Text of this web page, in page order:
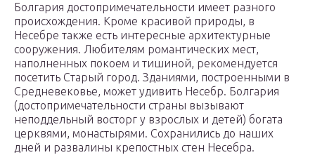
Болгария достопримечательности имеет разного
происхождения. Кроме красивой природы, в
Несебре также есть интересные архитектурные
сооружения. Любителям романтических мест,
наполненных покоем и тишиной, рекомендуется
посетить Старый город. Зданиями, построенными в
Средневековье, может удивить Несебр. Болгария
(достопримечательности страны вызывают
неподдельный восторг у взрослых и детей) богата
церквями, монастырями. Сохранились до наших
дней и развалины крепостных стен Несебра.